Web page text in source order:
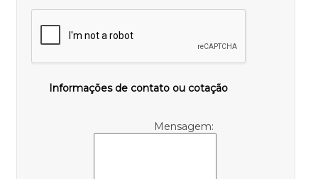
Informações de contato ou cotação
Mensagem: